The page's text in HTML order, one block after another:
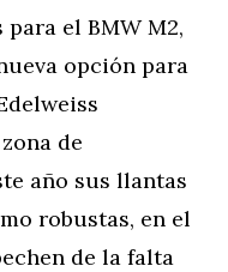
el BMW M2,
opción para
de
año sus llantas
robustas, en el
de la falta